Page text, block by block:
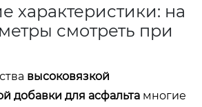
характеристики: на
смотреть при
высоковязкой
добавки для асфальта многие